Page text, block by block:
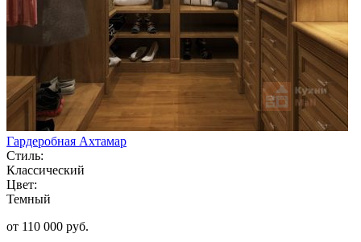
Гардеробная Ахтамар
Стиль:
Классический
Цвет:
Темный
от 110 000 руб.